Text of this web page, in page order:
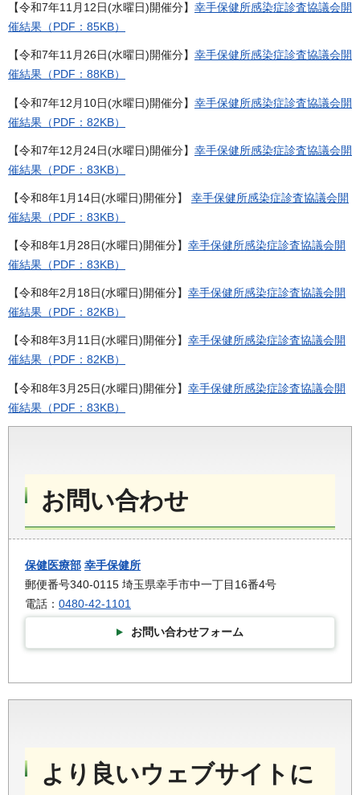
【令和7年11月12日(水曜日)開催分】 幸手保健所感染症診査協議会開
催結果（PDF：85KB）
【令和7年11月26日(水曜日)開催分】 幸手保健所感染症診査協議会開
催結果（PDF：88KB）
【令和7年12月10日(水曜日)開催分】 幸手保健所感染症診査協議会開
催結果（PDF：82KB）
【令和7年12月24日(水曜日)開催分】 幸手保健所感染症診査協議会開
催結果（PDF：83KB）
【令和8年1月14日(水曜日)開催分】 幸手保健所感染症診査協議会開
催結果（PDF：83KB）
【令和8年1月28日(水曜日)開催分】 幸手保健所感染症診査協議会開
催結果（PDF：83KB）
【令和8年2月18日(水曜日)開催分】 幸手保健所感染症診査協議会開
催結果（PDF：82KB）
【令和8年3月11日(水曜日)開催分】 幸手保健所感染症診査協議会開
催結果（PDF：82KB）
【令和8年3月25日(水曜日)開催分】 幸手保健所感染症診査協議会開
催結果（PDF：83KB）
お問い合わせ
保健医療部 幸手保健所
郵便番号340-0115 埼玉県幸手市中一丁目16番4号
電話： 0480-42-1101
お問い合わせフォーム
より良いウェブサイトに